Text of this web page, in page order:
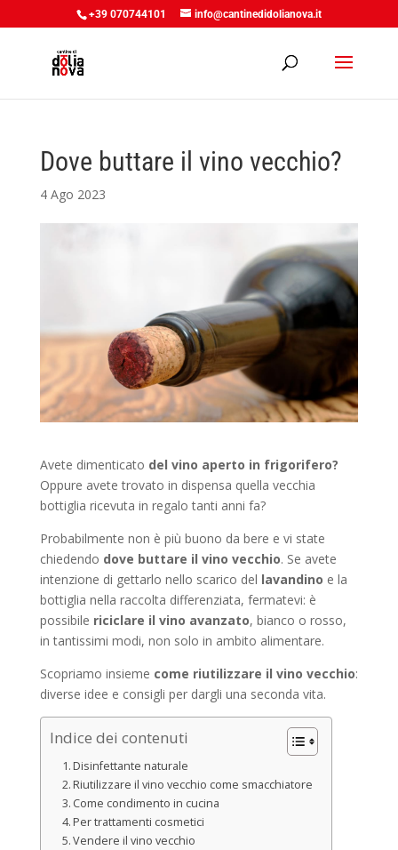
+39 070744101 info@cantinedidolianova.it
Dove buttare il vino vecchio?
4 Ago 2023
Avete dimenticato del vino aperto in frigorifero?
Oppure avete trovato in dispensa quella vecchia
bottiglia ricevuta in regalo tanti anni fa?
Probabilmente non è più buono da bere e vi state
chiedendo dove buttare il vino vecchio. Se avete
intenzione di gettarlo nello scarico del lavandino e la
bottiglia nella raccolta differenziata, fermatevi: è
possibile riciclare il vino avanzato, bianco o rosso,
in tantissimi modi, non solo in ambito alimentare.
Scopriamo insieme come riutilizzare il vino vecchio:
diverse idee e consigli per dargli una seconda vita.
Indice dei contenuti
Disinfettante naturale
Riutilizzare il vino vecchio come smacchiatore
Come condimento in cucina
Per trattamenti cosmetici
Vendere il vino vecchio